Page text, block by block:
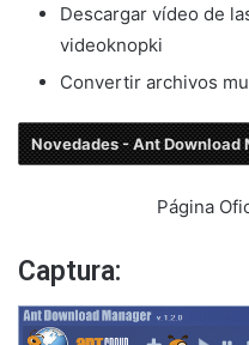
Descargar vídeo de
videoknopki
Convertir archivos
Novedades - Ant Download
Página
Captura: